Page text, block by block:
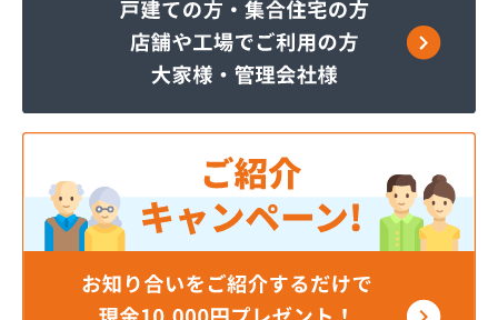
ホームライフサポート株式会社
みやぎ生活協同組合コープガスセンター
ミライフ東日本株式会社 石巻店
ミライフ東日本株式会社 仙台支店 石巻基地
ミライフ東日本株式会社 仙台支店 仙台基地
ロジトライ東北株式会社 仙台事業所
ワタヒョウ株式会社
ワタヒョウ株式会社エネルギーセンター
阿部栄商店
伊藤忠エネクスホームライフ東北株式会社